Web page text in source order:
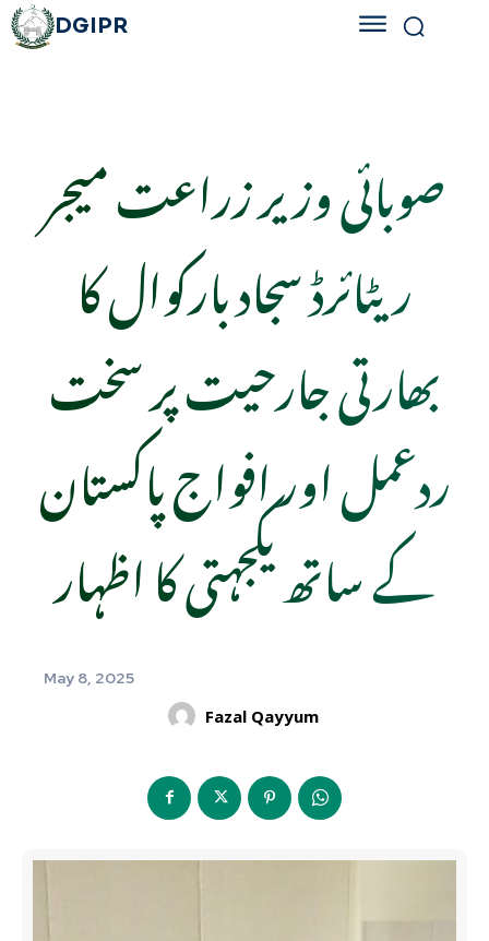
DGIPR
صوبائی وزیر زراعت میجر
ریٹائرڈ سجاد بارکوال کا
بھارتی جارحیت پر سخت
ردعمل اور افواج پاکستان
کے ساتھ یکجہتی کا اظہار
May 8, 2025
Fazal Qayyum